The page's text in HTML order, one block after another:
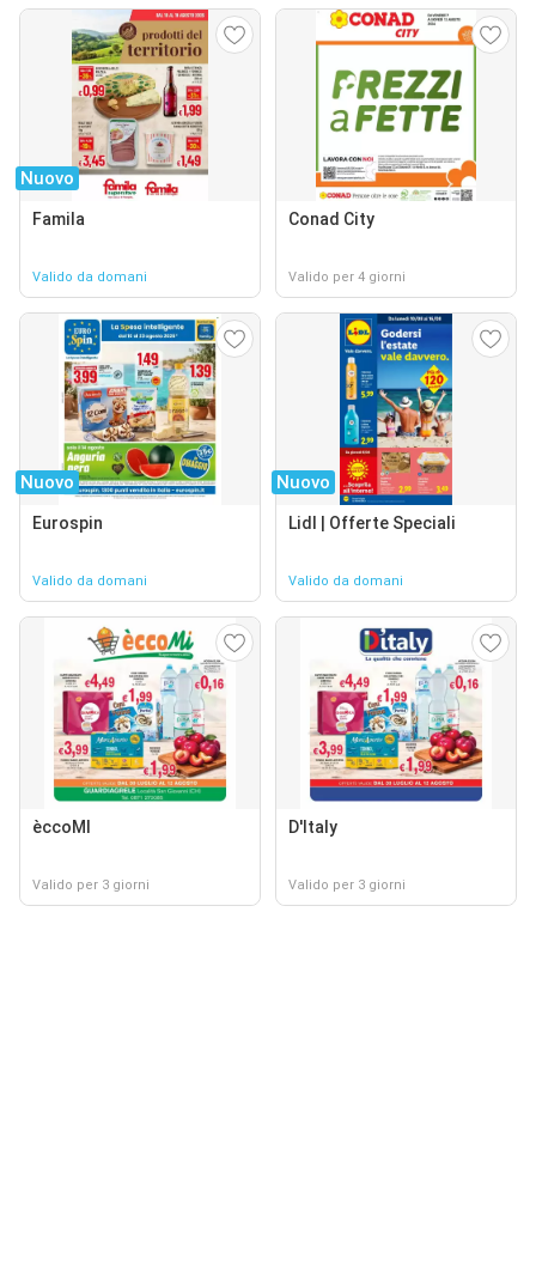
Nuovo
Famila
Valido da domani
Conad City
Valido per 4 giorni
Nuovo
Eurospin
Valido da domani
Nuovo
Lidl | Offerte Speciali
Valido da domani
èccoMI
Valido per 3 giorni
D'Italy
Valido per 3 giorni